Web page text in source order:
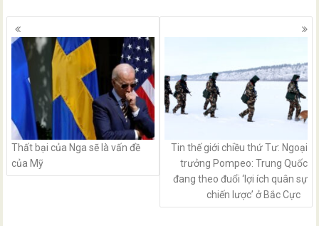
Posts
navigation
Thất bại của Nga sẽ là vấn đề
của Mỹ
Tin thế giới chiều thứ Tư: Ngoại
trưởng Pompeo: Trung Quốc
đang theo đuổi ‘lợi ích quân sự
chiến lược’ ở Bắc Cực